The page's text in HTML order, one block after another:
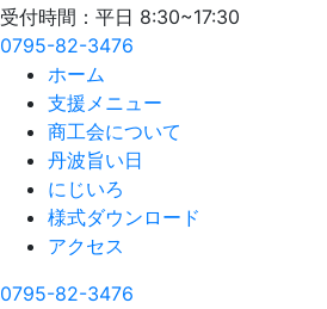
受付時間：平日 8:30~17:30
0795-82-3476
ホーム
支援メニュー
商工会について
丹波旨い日
にじいろ
様式ダウンロード
アクセス
0795-82-3476